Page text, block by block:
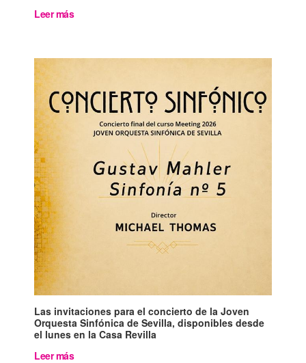
Leer más
Las invitaciones para el concierto de la Joven
Orquesta Sinfónica de Sevilla, disponibles desde
el lunes en la Casa Revilla
Leer más